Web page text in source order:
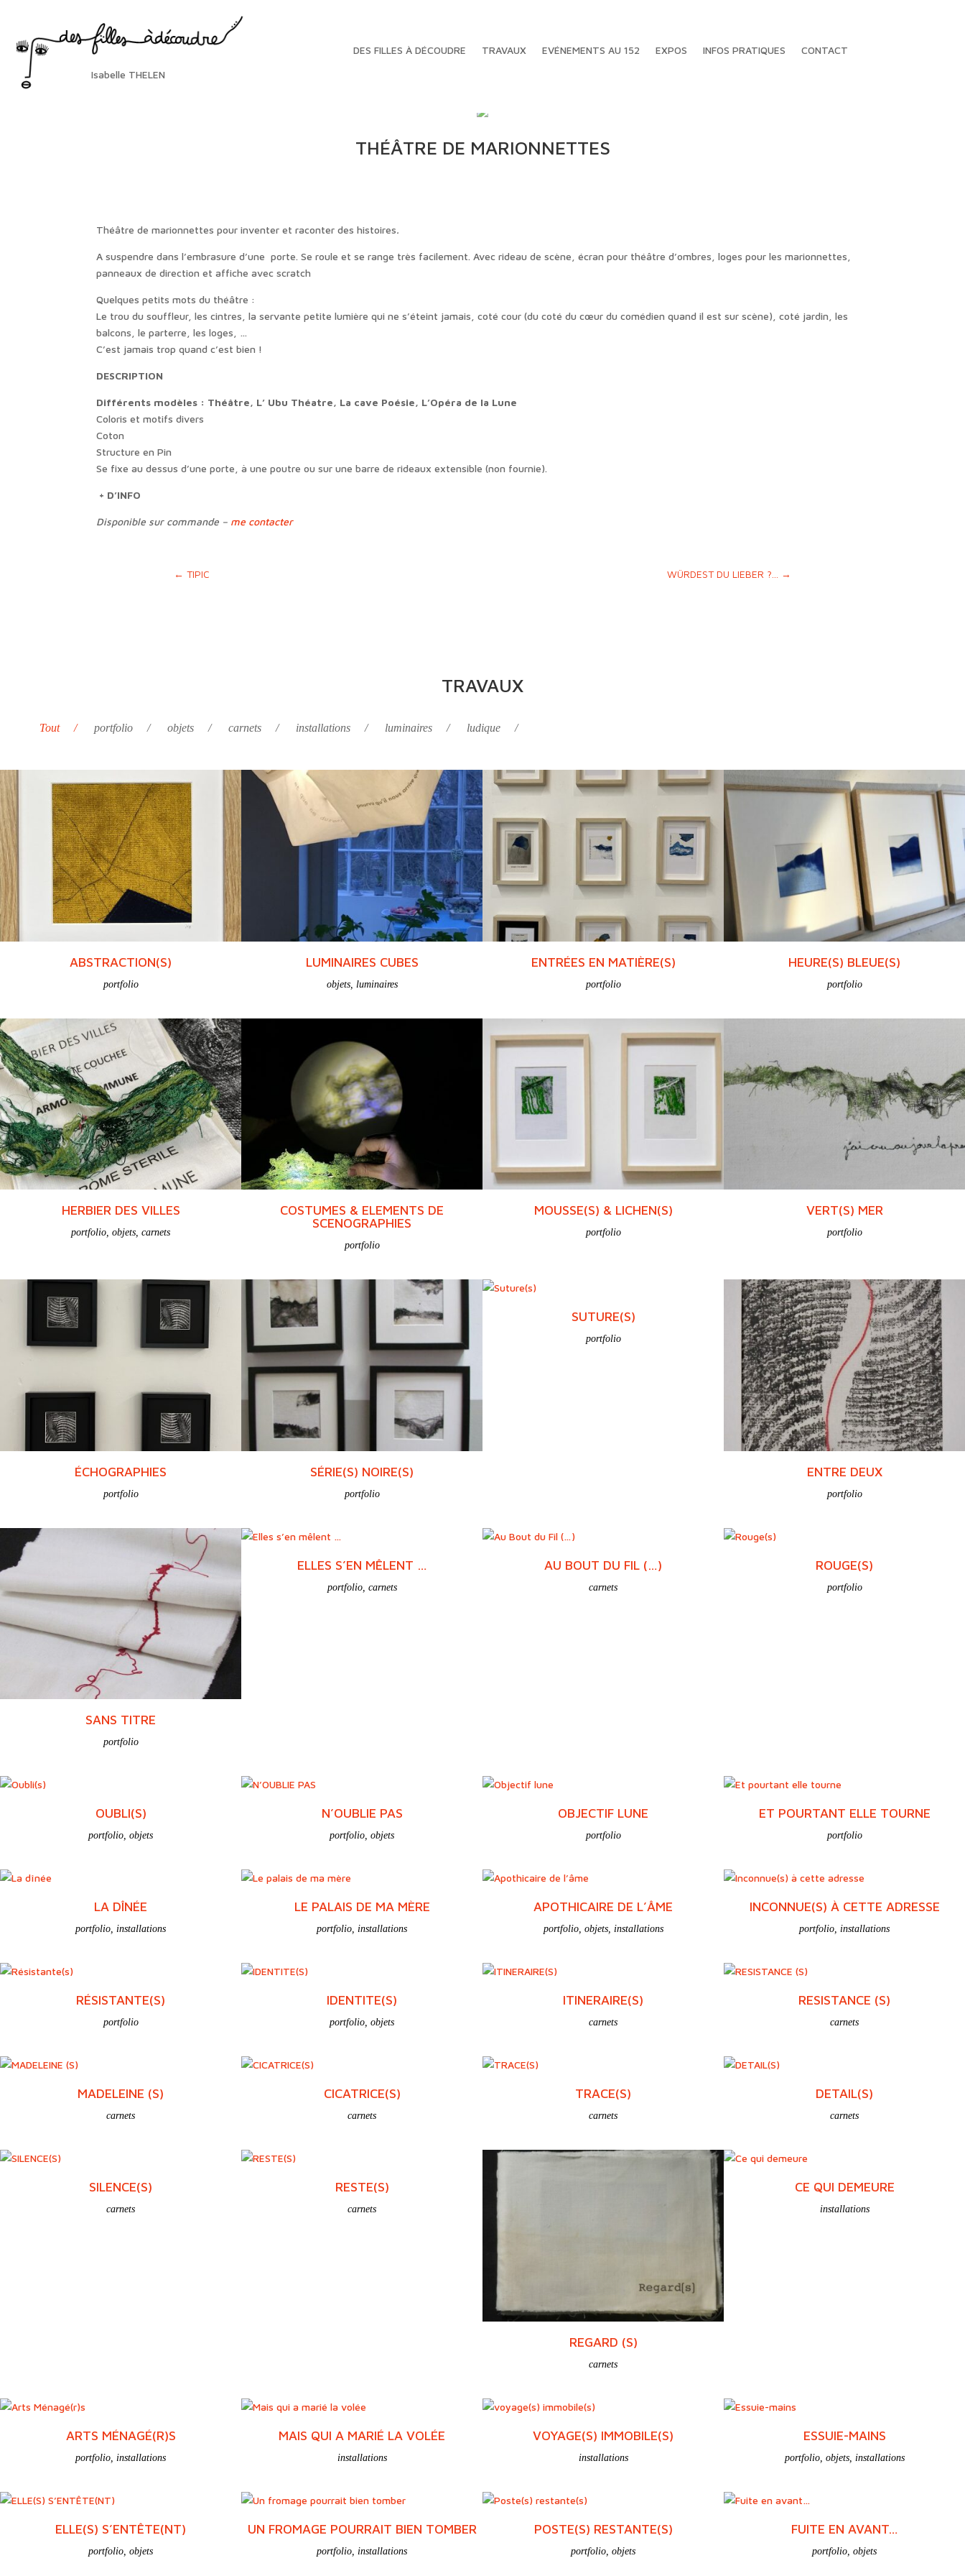
Isabelle THELEN
DES FILLES À DÉCOUDRE TRAVAUX EVÉNEMENTS AU 152 EXPOS INFOS PRATIQUES CONTACT
THÉÂTRE DE MARIONNETTES
Théâtre de marionnettes pour inventer et raconter des histoires.
A suspendre dans l’embrasure d’une porte. Se roule et se range très facilement. Avec rideau de scène, écran pour théâtre d’ombres, loges pour les marionnettes,
panneaux de direction et affiche avec scratch
Quelques petits mots du théâtre :
Le trou du souffleur, les cintres, la servante petite lumière qui ne s’éteint jamais, coté cour (du coté du cœur du comédien quand il est sur scène), coté jardin, les
balcons, le parterre, les loges, …
C’est jamais trop quand c’est bien !
DESCRIPTION
Différents modèles : Théâtre, L’ Ubu Théatre, La cave Poésie, L’Opéra de la Lune
Coloris et motifs divers
Coton
Structure en Pin
Se fixe au dessus d’une porte, à une poutre ou sur une barre de rideaux extensible (non fournie).
+ D’INFO
Disponible sur commande – me contacter
← TIPIC WÜRDEST DU LIEBER ?... →
TRAVAUX
Tout portfolio objets carnets installations luminaires ludique
ABSTRACTION(S)
portfolio
LUMINAIRES CUBES
objets, luminaires
ENTRÉES EN MATIÈRE(S)
portfolio
HEURE(S) BLEUE(S)
portfolio
HERBIER DES VILLES
portfolio, objets, carnets
COSTUMES & ELEMENTS DE
SCENOGRAPHIES
portfolio
MOUSSE(S) & LICHEN(S)
portfolio
VERT(S) MER
portfolio
ÉCHOGRAPHIES
portfolio
SÉRIE(S) NOIRE(S)
portfolio
SUTURE(S)
portfolio
ENTRE DEUX
portfolio
SANS TITRE
portfolio
ELLES S’EN MÊLENT …
portfolio, carnets
AU BOUT DU FIL (…)
carnets
ROUGE(S)
portfolio
OUBLI(S)
portfolio, objets
N’OUBLIE PAS
portfolio, objets
OBJECTIF LUNE
portfolio
ET POURTANT ELLE TOURNE
portfolio
LA DÎNÉE
portfolio, installations
LE PALAIS DE MA MÈRE
portfolio, installations
APOTHICAIRE DE L’ÂME
portfolio, objets, installations
INCONNUE(S) À CETTE ADRESSE
portfolio, installations
RÉSISTANTE(S)
portfolio
IDENTITE(S)
portfolio, objets
ITINERAIRE(S)
carnets
RESISTANCE (S)
carnets
MADELEINE (S)
carnets
CICATRICE(S)
carnets
TRACE(S)
carnets
DETAIL(S)
carnets
SILENCE(S)
carnets
RESTE(S)
carnets
REGARD (S)
carnets
CE QUI DEMEURE
installations
ARTS MÉNAGÉ(R)S
portfolio installations
MAIS QUI A MARIÉ LA VOLÉE
installations
VOYAGE(S) IMMOBILE(S)
installations
ESSUIE-MAINS
portfolio, objets, installations
ELLE(S) S’ENTÊTE(NT)
portfolio objets
UN FROMAGE POURRAIT BIEN TOMBER
portfolio installations
POSTE(S) RESTANTE(S)
portfolio objets
FUITE EN AVANT…
portfolio objets